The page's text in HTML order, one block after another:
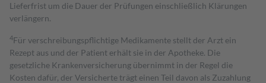
Lieferfrist um die Dauer der Prüfungen einschließlich Klärungen
verlängern.
4Für verschreibungspflichtige Medikamente stellt der Arzt ein
Rezept aus und der Patient erhält sie in der Apotheke. Die
gesetzliche Krankenversicherung übernimmt in der Regel die
Kosten dafür, der Versicherte trägt einen Teil davon als Zuzahlung